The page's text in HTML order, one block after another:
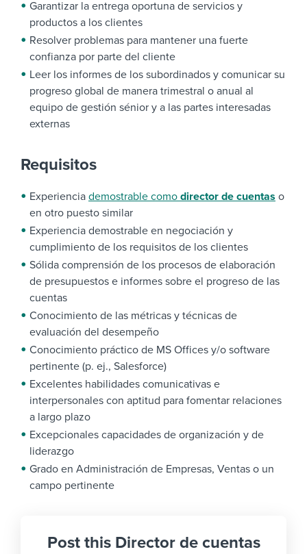
Garantizar la entrega oportuna de servicios y
productos a los clientes
Resolver problemas para mantener una fuerte
confianza por parte del cliente
Leer los informes de los subordinados y comunicar su
progreso global de manera trimestral o anual al
equipo de gestión sénior y a las partes interesadas
externas
Requisitos
Experiencia demostrable como director de cuentas o
en otro puesto similar
Experiencia demostrable en negociación y
cumplimiento de los requisitos de los clientes
Sólida comprensión de los procesos de elaboración
de presupuestos e informes sobre el progreso de las
cuentas
Conocimiento de las métricas y técnicas de
evaluación del desempeño
Conocimiento práctico de MS Offices y/o software
pertinente (p. ej., Salesforce)
Excelentes habilidades comunicativas e
interpersonales con aptitud para fomentar relaciones
a largo plazo
Excepcionales capacidades de organización y de
liderazgo
Grado en Administración de Empresas, Ventas o un
campo pertinente
Post this Director de cuentas